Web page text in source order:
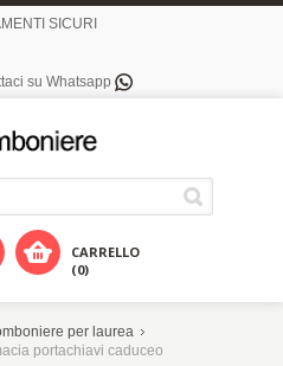
SICURI
su Whatsapp
CARRELLO
(0)
per laurea
portachiavi caduceo